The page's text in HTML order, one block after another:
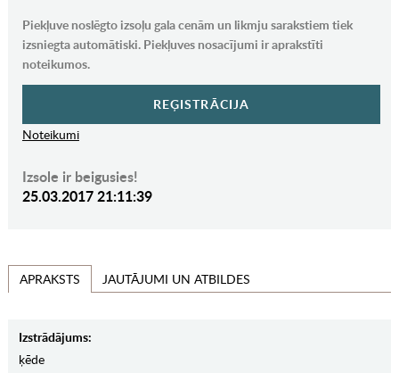
Piekļuve noslēgto izsoļu gala cenām un likmju sarakstiem tiek
izsniegta automātiski. Piekļuves nosacījumi ir aprakstīti
noteikumos.
REĢISTRĀCIJA
Noteikumi
Izsole ir beigusies!
25.03.2017 21:11:39
APRAKSTS JAUTĀJUMI UN ATBILDES
Izstrādājums:
ķēde